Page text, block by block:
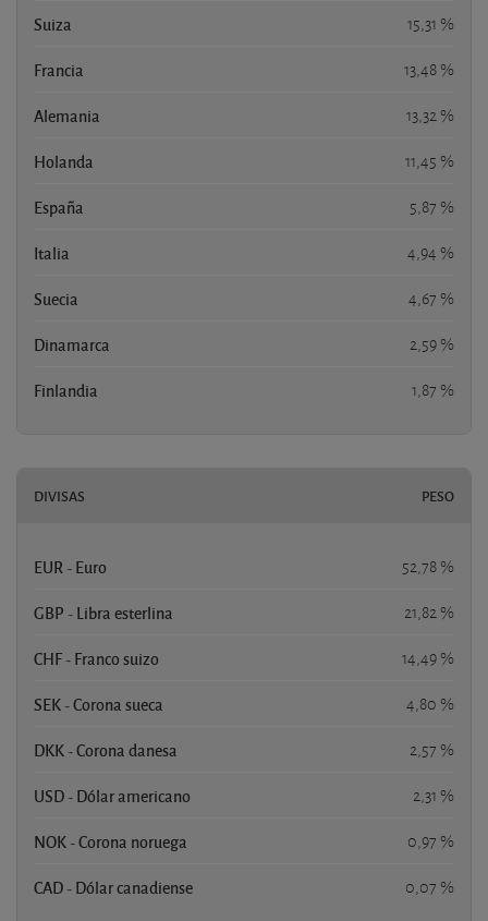
Suiza 15,31 %
Francia 13,48 %
Alemania 13,32 %
Holanda 11,45 %
España 5,87 %
Italia 4,94 %
Suecia 4,67 %
Dinamarca 2,59 %
Finlandia 1,87 %
DIVISAS PESO
EUR - Euro 52,78 %
GBP - Libra esterlina 21,82 %
CHF - Franco suizo 14,49 %
SEK - Corona sueca 4,80 %
DKK - Corona danesa 2,57 %
USD - Dólar americano 2,31 %
NOK - Corona noruega 0,97 %
CAD - Dólar canadiense 0,07 %